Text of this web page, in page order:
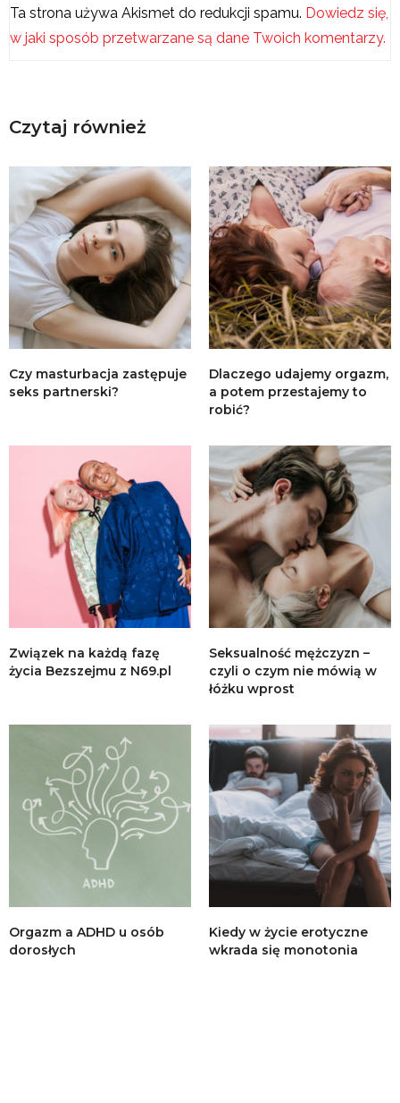
Ta strona używa Akismet do redukcji spamu. Dowiedz się,
w jaki sposób przetwarzane są dane Twoich komentarzy.
Czytaj również
Czy masturbacja zastępuje
seks partnerski?
Dlaczego udajemy orgazm,
a potem przestajemy to
robić?
Związek na każdą fazę
życia Bezszejmu z N69.pl
Seksualność mężczyzn –
czyli o czym nie mówią w
łóżku wprost
Orgazm a ADHD u osób
dorosłych
Kiedy w życie erotyczne
wkrada się monotonia